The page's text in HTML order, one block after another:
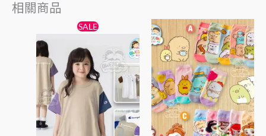
相關商品
SALE
格：
$89。
目
前
格：
$79。
產
品
有
多
種
款
式。
價
格
範
圍：
$45
到
$85
此
產
品
有
多
種
款
式。